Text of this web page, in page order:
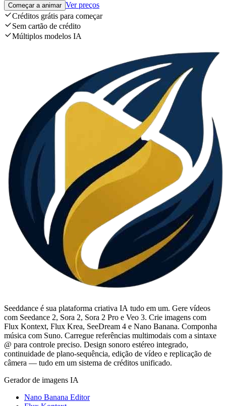
Começar a animar Ver preços
Créditos grátis para começar
Sem cartão de crédito
Múltiplos modelos IA
Seeddance é sua plataforma criativa IA tudo em um. Gere vídeos
com Seedance 2, Sora 2, Sora 2 Pro e Veo 3. Crie imagens com
Flux Kontext, Flux Krea, SeeDream 4 e Nano Banana. Componha
música com Suno. Carregue referências multimodais com a sintaxe
@ para controle preciso. Design sonoro estéreo integrado,
continuidade de plano-sequência, edição de vídeo e replicação de
câmera — tudo em um sistema de créditos unificado.
Gerador de imagens IA
Nano Banana Editor